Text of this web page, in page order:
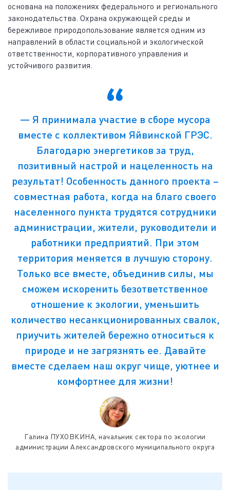
основана на положениях федерального и регионального
законодательства. Охрана окружающей среды и
бережливое природопользование является одним из
направлений в области социальной и экологической
ответственности, корпоративного управления и
устойчивого развития.
— Я принимала участие в сборе мусора
вместе с коллективом Яйвинской ГРЭС.
Благодарю энергетиков за труд,
позитивный настрой и нацеленность на
результат! Особенность данного проекта –
совместная работа, когда на благо своего
населенного пункта трудятся сотрудники
администрации, жители, руководители и
работники предприятий. При этом
территория меняется в лучшую сторону.
Только все вместе, объединив силы, мы
сможем искоренить безответственное
отношение к экологии, уменьшить
количество несанкционированных свалок,
приучить жителей бережно относиться к
природе и не загрязнять ее. Давайте
вместе сделаем наш округ чище, уютнее и
комфортнее для жизни!
Галина ПУХОВКИНА, начальник сектора по экологии
администрации Александровского муниципального округа